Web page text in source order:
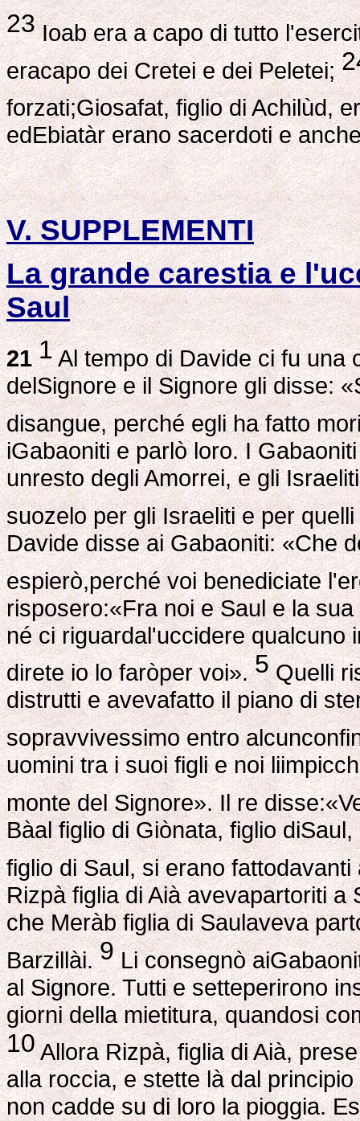
23Ioab era a capo di tutto
eracapo dei Cretei e dei Peletei;
forzati;Giosafat, figlio di Achilùd,
edEbiatàr erano sacerdoti e
V. SUPPLEMENTI
La grande carestia e
Saul
21 1Al tempo di Davide ci fu una
delSignore e il Signore gli disse:
disangue, perché egli ha fatto
iGabaoniti e parlò loro. I
unresto degli Amorrei, e gli
suozelo per gli Israeliti e per
Davide disse ai Gabaoniti: «Che
espierò,perché voi benediciate
risposero:«Fra noi e Saul e la
né ci riguardal'uccidere qualcuno
direte io lo faròper voi».5Quelli
distrutti e avevafatto il piano di
sopravvivessimo entro
uomini tra i suoi figli e noi
monte del Signore». Il re
Bàal figlio di Giònata, figlio
figlio di Saul, si erano
Rizpà figlia di Aià avevapartoriti a
che Meràb figlia di Saulaveva
Barzillài.9Li consegnò
al Signore. Tutti e setteperirono
giorni della mietitura, quandosi
10Allora Rizpà, figlia di Aià,
alla roccia, e stette là dal
non cadde su di loro la pioggia.